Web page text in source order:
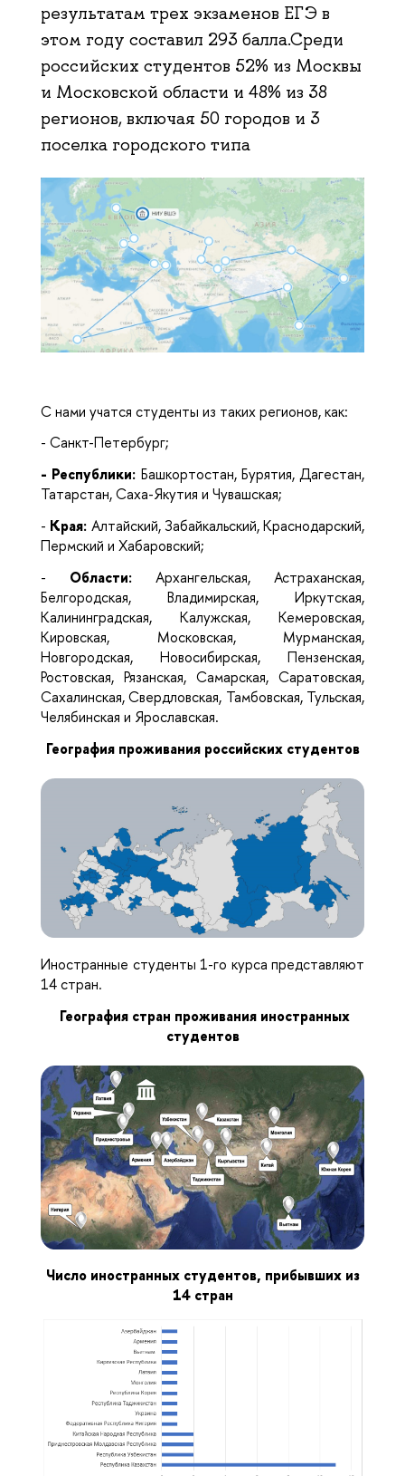
результатам трех экзаменов ЕГЭ в
этом году составил 293 балла.Среди
российских студентов 52% из Москвы
и Московской области и 48% из 38
регионов, включая 50 городов и 3
поселка городского типа
С нами учатся студенты из таких регионов, как:
- Санкт-Петербург;
- Республики: Башкортостан, Бурятия, Дагестан,
Татарстан, Саха-Якутия и Чувашская;
- Края: Алтайский, Забайкальский, Краснодарский,
Пермский и Хабаровский;
- Области: Архангельская, Астраханская,
Белгородская, Владимирская, Иркутская,
Калининградская, Калужская, Кемеровская,
Кировская, Московская, Мурманская,
Новгородская, Новосибирская, Пензенская,
Ростовская, Рязанская, Самарская, Саратовская,
Сахалинская, Свердловская, Тамбовская, Тульская,
Челябинская и Ярославская.
География проживания российских студентов
Иностранные студенты 1-го курса представляют
14 стран.
География стран проживания иностранных
студентов
Число иностранных студентов, прибывших из
14 стран